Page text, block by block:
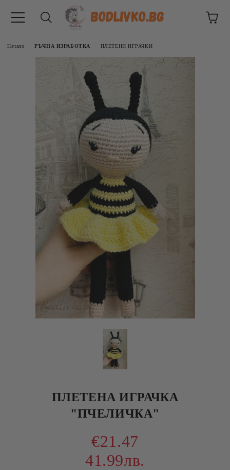
Начало РЪЧНА ИЗРАБОТКА ПЛЕТЕНИ ИГРАЧКИ
ПЛЕТЕНА ИГРАЧКА
"ПЧЕЛИЧКА"
€21.47
41.99лв.